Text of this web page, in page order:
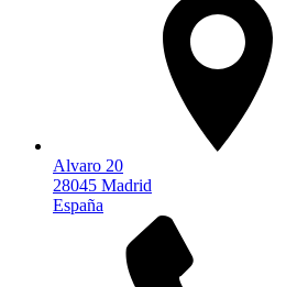
Alvaro 20
28045 Madrid
España